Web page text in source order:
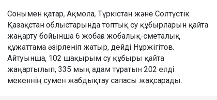
Сонымен қатар, Ақмола, Түркістан және Солтүстік
Қазақстан облыстарында топтық су құбырларын қайта
жаңарту бойынша 6 жобаға жобалық-сметалық
құжаттама әзірленіп жатыр, дейді Нұржігітов.
Айтуынша, 102 шақырым су құбыры қайта
жаңартылып, 335 мың адам тұратын 202 елді
мекеннің сумен жабдықтау сапасы жақсарады.